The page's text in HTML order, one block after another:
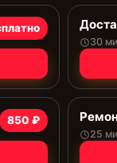
30
850 ₽
25